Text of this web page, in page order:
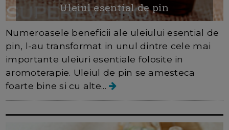
Uleiul esential de pin
Numeroasele beneficii ale uleiului esential de
pin, l-au transformat in unul dintre cele mai
importante uleiuri esentiale folosite in
aromoterapie. Uleiul de pin se amesteca
foarte bine si cu alte...